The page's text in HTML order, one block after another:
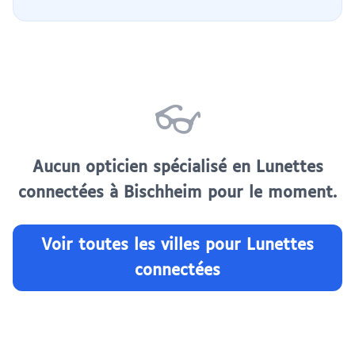
👓
Aucun opticien spécialisé en Lunettes
connectées à Bischheim pour le moment.
Voir toutes les villes pour Lunettes
connectées